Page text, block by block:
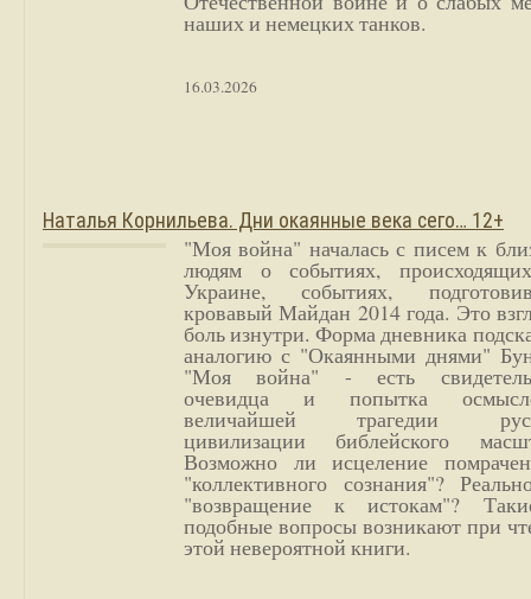
наших и немецких танков.
16.03.2026
Наталья Корнильева. Дни окаянные века сего… 12+
"Моя война" началась с писем к
людям о событиях,
Украине, событиях,
кровавый Майдан 2014 года. Это
боль изнутри. Форма дневника
аналогию с "Окаянными днями"
"Моя война" - есть
очевидца и попытка
величайшей трагедии
цивилизации библейского
Возможно ли исцеление
"коллективного сознания"?
"возвращение к истокам"?
подобные вопросы возникают при
этой невероятной книги.